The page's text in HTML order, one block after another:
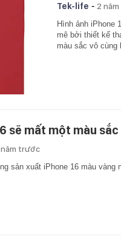
Tek-life - 2
Hình ảnh iPhone
mê bởi thiết kế
màu sắc vô cùng
sẽ mất một màu
năm trước
sản xuất iPhone 16 màu vàng